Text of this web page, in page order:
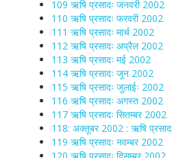
109 ऋषि प्रसादः जनवरी 2002
110 ऋषि प्रसादः फरवरी 2002
111 ऋषि प्रसादः मार्च 2002
112 ऋषि प्रसादः अप्रैल 2002
113 ऋषि प्रसादः मई 2002
114 ऋषि प्रसादः जून 2002
115 ऋषि प्रसादः जुलाईः 2002
116 ऋषि प्रसादः अगस्त 2002
117 ऋषि प्रसादः सितम्बर 2002
118: अक्तूबर 2002 : ऋषि प्रसाद
119 ऋषि प्रसादः नवम्बर 2002